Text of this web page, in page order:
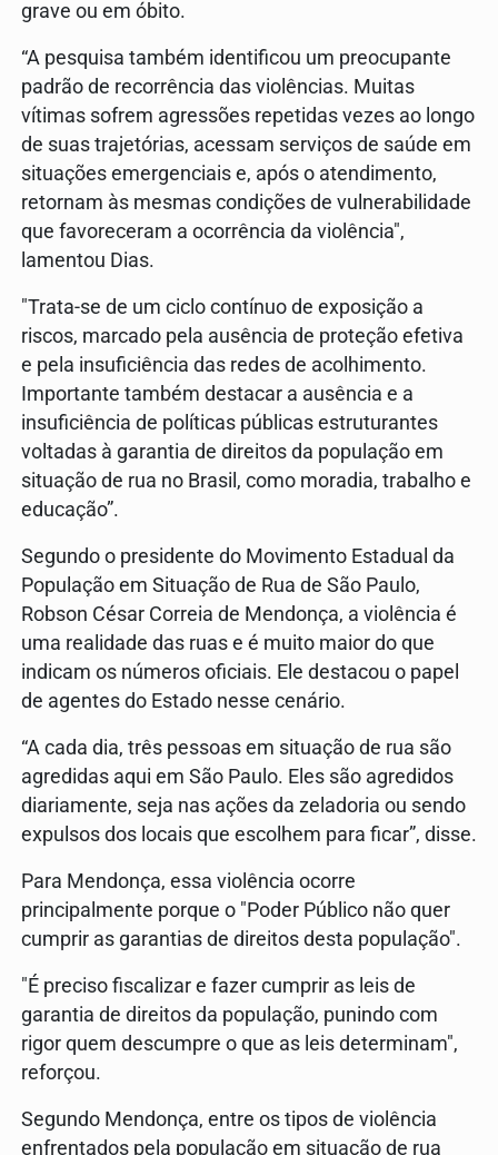
grave ou em óbito.
“A pesquisa também identificou um preocupante
padrão de recorrência das violências. Muitas
vítimas sofrem agressões repetidas vezes ao longo
de suas trajetórias, acessam serviços de saúde em
situações emergenciais e, após o atendimento,
retornam às mesmas condições de vulnerabilidade
que favoreceram a ocorrência da violência",
lamentou Dias.
"Trata-se de um ciclo contínuo de exposição a
riscos, marcado pela ausência de proteção efetiva
e pela insuficiência das redes de acolhimento.
Importante também destacar a ausência e a
insuficiência de políticas públicas estruturantes
voltadas à garantia de direitos da população em
situação de rua no Brasil, como moradia, trabalho e
educação”.
Segundo o presidente do Movimento Estadual da
População em Situação de Rua de São Paulo,
Robson César Correia de Mendonça, a violência é
uma realidade das ruas e é muito maior do que
indicam os números oficiais. Ele destacou o papel
de agentes do Estado nesse cenário.
“A cada dia, três pessoas em situação de rua são
agredidas aqui em São Paulo. Eles são agredidos
diariamente, seja nas ações da zeladoria ou sendo
expulsos dos locais que escolhem para ficar”, disse.
Para Mendonça, essa violência ocorre
principalmente porque o "Poder Público não quer
cumprir as garantias de direitos desta população".
"É preciso fiscalizar e fazer cumprir as leis de
garantia de direitos da população, punindo com
rigor quem descumpre o que as leis determinam",
reforçou.
Segundo Mendonça, entre os tipos de violência
enfrentados pela população em situação de rua